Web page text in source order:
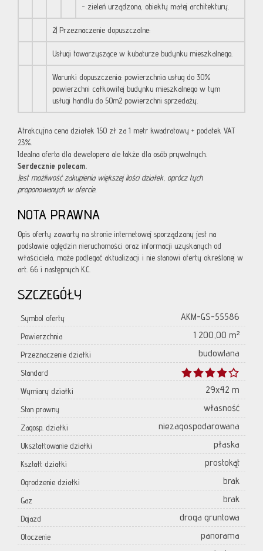
- zieleń urządzona, obiekty małej architektury.
2) Przeznaczenie dopuszczalne:
Usługi towarzyszące w kubaturze budynku mieszkalnego.
Warunki dopuszczenia: powierzchnia usług do 30%
powierzchni całkowitej budynku mieszkalnego w tym
usługi handlu do 50m2 powierzchni sprzedaży.
Atrakcyjna cena działek 150 zł za 1 metr kwadratowy + podatek VAT
23%.
Idealna oferta dla dewelopera ale także dla osób prywatnych.
Serdecznie polecam.
Jest możliwość zakupienia większej ilości działek, oprócz tych
proponowanych w ofercie.
NOTA PRAWNA
Opis oferty zawarty na stronie internetowej sporządzany jest na
podstawie oględzin nieruchomości oraz informacji uzyskanych od
właściciela, może podlegać aktualizacji i nie stanowi oferty określonej w
art. 66 i następnych K.C.
SZCZEGÓŁY
Symbol oferty AKM-GS-55586
Powierzchnia 1 200,00 m²
Przeznaczenie działki budowlana
Standard
Wymiary działki
29x42 m
Stan prawny własność
Zagosp. działki niezagospodarowana
Ukształtowanie działki płaska
Kształt działki prostokąt
Ogrodzenie działki brak
Gaz brak
Dojazd droga gruntowa
Otoczenie panorama